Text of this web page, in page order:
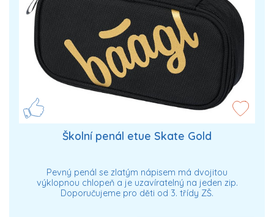
Školní penál etue Skate Gold
Pevný penál se zlatým nápisem má dvojitou
výklopnou chlopeň a je uzavíratelný na jeden zip.
Doporučujeme pro děti od 3. třídy ZŠ.